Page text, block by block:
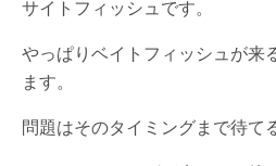
サイトフィッシュです。
やっぱりベイトフィッシュが来
ます。
問題はそのタイミングまで待て